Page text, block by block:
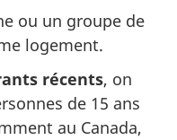
ou un groupe de
logement.
récents, on
de 15 ans
au Canada,